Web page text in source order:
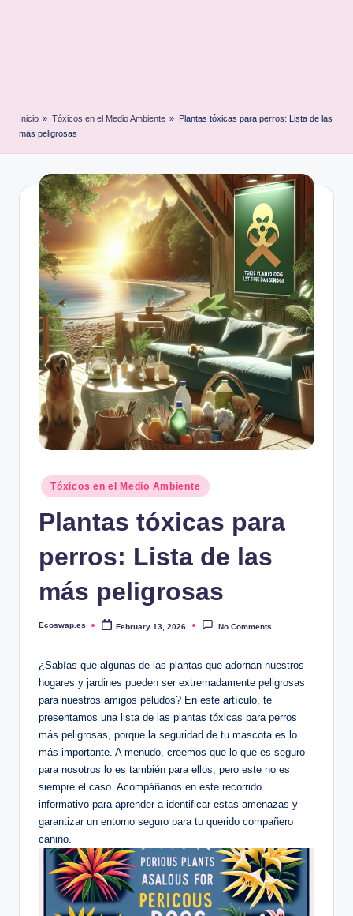
Inicio » Tóxicos en el Medio Ambiente » Plantas tóxicas para perros: Lista de las
más peligrosas
Posted
in
Tóxicos en el Medio Ambiente
Plantas tóxicas para
perros: Lista de las
más peligrosas
Posted
Ecoswap.es February 13, 2026 No Comments
¿Sabías que algunas de las plantas ‍que⁣ adornan nuestros
hogares y ‍jardines pueden ser ‍extremadamente⁤ peligrosas
para nuestros amigos ⁢peludos? ‌En este ⁢artículo, te
presentamos⁤ una lista⁤ de las plantas tóxicas‌ para perros
más peligrosas, porque‌ la seguridad de⁢ tu mascota es lo
más importante. A menudo, creemos ⁣que lo ​que es seguro
para nosotros‍ lo es⁣ también⁣ para ellos, pero este ​no ⁣es
siempre el‌ caso. Acompáñanos en este recorrido
informativo ‌para aprender a identificar estas ⁢amenazas y
garantizar⁤ un ​entorno⁤ seguro ⁣para tu​ querido compañero
canino.